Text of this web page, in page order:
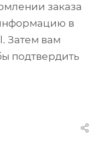
заказа
в
Затем вам
подтвердить